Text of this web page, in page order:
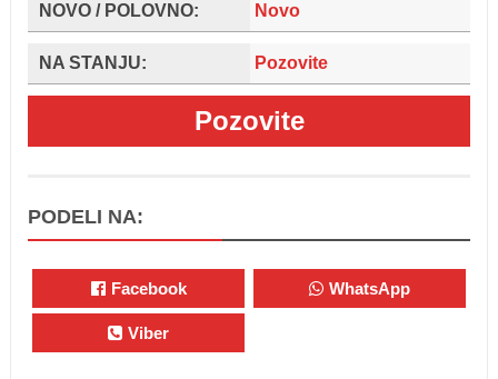
NOVO / POLOVNO: Novo
NA STANJU: Pozovite
Pozovite
PODELI NA:
Facebook WhatsApp
Viber